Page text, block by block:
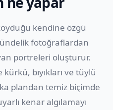
kendine özgü
fotoğraflardan
portreleri oluşturur.
bıyıkları ve tüylü
plandan temiz biçimde
kenar algılamayı